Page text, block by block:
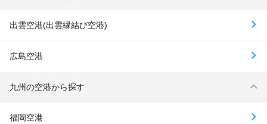
出雲空港(出雲縁結び空港)
広島空港
九州の空港から探す
福岡空港